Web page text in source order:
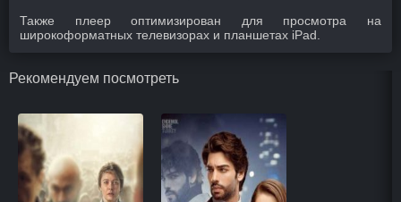
Также плеер оптимизирован для просмотра на
широкоформатных телевизорах и планшетах iPad.
Рекомендуем посмотреть